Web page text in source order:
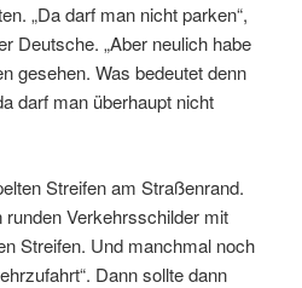
„Da darf man nicht parken“,
Deutsche. „Aber neulich habe
gesehen. Was bedeutet denn
darf man überhaupt nicht
Streifen am Straßenrand.
Verkehrsschilder mit
Streifen. Und manchmal noch
Dann sollte dann